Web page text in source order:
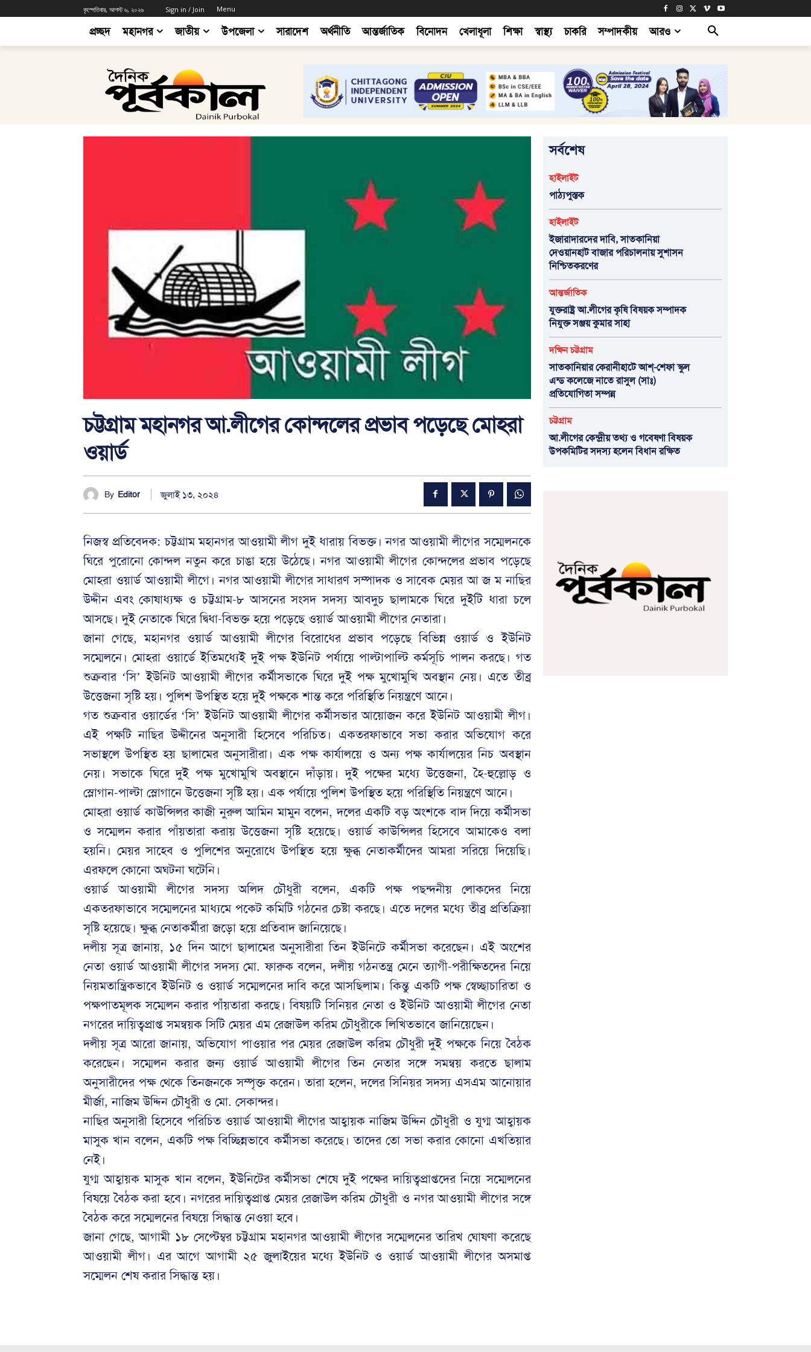
বৃহস্পতিবার, আগস্ট ৬, ২০২৬ Sign in / Join Menu
প্রচ্ছদ মহানগর জাতীয় উপজেলা সারাদেশ অর্থনীতি আন্তর্জাতিক বিনোদন খেলাধূলা শিক্ষা স্বাস্থ্য চাকরি সম্পাদকীয় আরও
চট্টগ্রাম মহানগর আ.লীগের কোন্দলের প্রভাব পড়েছে মোহরা
ওয়ার্ড
By Editor জুলাই ১৩, ২০২৪
নিজস্ব প্রতিবেদক: চট্টগ্রাম মহানগর আওয়ামী লীগ দুই ধারায় বিভক্ত। নগর আওয়ামী লীগের সম্মেলনকে
ঘিরে পুরোনো কোন্দল নতুন করে চাঙা হয়ে উঠেছে। নগর আওয়ামী লীগের কোন্দলের প্রভাব পড়েছে
মোহরা ওয়ার্ড আওয়ামী লীগে। নগর আওয়ামী লীগের সাধারণ সম্পাদক ও সাবেক মেয়র আ জ ম নাছির
উদ্দীন এবং কোষাধ্যক্ষ ও চট্টগ্রাম-৮ আসনের সংসদ সদস্য আবদুচ ছালামকে ঘিরে দুইটি ধারা চলে
আসছে। দুই নেতাকে ঘিরে দ্বিধা-বিভক্ত হয়ে পড়েছে ওয়ার্ড আওয়ামী লীগের নেতারা।
জানা গেছে, মহানগর ওয়ার্ড আওয়ামী লীগের বিরোধের প্রভাব পড়েছে বিভিন্ন ওয়ার্ড ও ইউনিট
সম্মেলনে। মোহরা ওয়ার্ডে ইতিমধ্যেই দুই পক্ষ ইউনিট পর্যায়ে পাল্টাপাল্টি কর্মসূচি পালন করছে। গত
শুক্রবার ‘সি’ ইউনিট আওয়ামী লীগের কর্মীসভাকে ঘিরে দুই পক্ষ মুখোমুখি অবস্থান নেয়। এতে তীব্র
উত্তেজনা সৃষ্টি হয়। পুলিশ উপস্থিত হয়ে দুই পক্ষকে শান্ত করে পরিস্থিতি নিয়ন্ত্রণে আনে।
গত শুক্রবার ওয়ার্ডের ‘সি’ ইউনিট আওয়ামী লীগের কর্মীসভার আয়োজন করে ইউনিট আওয়ামী লীগ।
এই পক্ষটি নাছির উদ্দীনের অনুসারী হিসেবে পরিচিত। একতরফাভাবে সভা করার অভিযোগ করে
সভাস্থলে উপস্থিত হয় ছালামের অনুসারীরা। এক পক্ষ কার্যালয়ে ও অন্য পক্ষ কার্যালয়ের নিচ অবস্থান
নেয়। সভাকে ঘিরে দুই পক্ষ মুখোমুখি অবস্থানে দাঁড়ায়। দুই পক্ষের মধ্যে উত্তেজনা, হৈ-হুল্লোড় ও
স্লোগান-পাল্টা স্লোগানে উত্তেজনা সৃষ্টি হয়। এক পর্যায়ে পুলিশ উপস্থিত হয়ে পরিস্থিতি নিয়ন্ত্রণে আনে।
মোহরা ওয়ার্ড কাউন্সিলর কাজী নুরুল আমিন মামুন বলেন, দলের একটি বড় অংশকে বাদ দিয়ে কর্মীসভা
ও সম্মেলন করার পাঁয়তারা করায় উত্তেজনা সৃষ্টি হয়েছে। ওয়ার্ড কাউন্সিলর হিসেবে আমাকেও বলা
হয়নি। মেয়র সাহেব ও পুলিশের অনুরোধে উপস্থিত হয়ে ক্ষুব্ধ নেতাকর্মীদের আমরা সরিয়ে দিয়েছি।
এরফলে কোনো অঘটনা ঘটেনি।
ওয়ার্ড আওয়ামী লীগের সদস্য অলিদ চৌধুরী বলেন, একটি পক্ষ পছন্দনীয় লোকদের নিয়ে
একতরফাভাবে সম্মেলনের মাধ্যমে পকেট কমিটি গঠনের চেষ্টা করছে। এতে দলের মধ্যে তীব্র প্রতিক্রিয়া
সৃষ্টি হয়েছে। ক্ষুব্ধ নেতাকর্মীরা জড়ো হয়ে প্রতিবাদ জানিয়েছে।
দলীয় সূত্র জানায়, ১৫ দিন আগে ছালামের অনুসারীরা তিন ইউনিটে কর্মীসভা করেছেন। এই অংশের
নেতা ওয়ার্ড আওয়ামী লীগের সদস্য মো. ফারুক বলেন, দলীয় গঠনতন্ত্র মেনে ত্যাগী-পরীক্ষিতদের নিয়ে
নিয়মতান্ত্রিকভাবে ইউনিট ও ওয়ার্ড সম্মেলনের দাবি করে আসছিলাম। কিন্তু একটি পক্ষ স্বেচ্ছাচারিতা ও
পক্ষপাতমূলক সম্মেলন করার পাঁয়তারা করছে। বিষয়টি সিনিয়র নেতা ও ইউনিট আওয়ামী লীগের নেতা
নগরের দায়িত্বপ্রাপ্ত সমন্বয়ক সিটি মেয়র এম রেজাউল করিম চৌধুরীকে লিখিতভাবে জানিয়েছেন।
দলীয় সূত্র আরো জানায়, অভিযোগ পাওয়ার পর মেয়র রেজাউল করিম চৌধুরী দুই পক্ষকে নিয়ে বৈঠক
করেছেন। সম্মেলন করার জন্য ওয়ার্ড আওয়ামী লীগের তিন নেতার সঙ্গে সমন্বয় করতে ছালাম
অনুসারীদের পক্ষ থেকে তিনজনকে সম্পৃক্ত করেন। তারা হলেন, দলের সিনিয়র সদস্য এসএম আনোয়ার
মীর্জা, নাজিম উদ্দিন চৌধুরী ও মো. সেকান্দর।
নাছির অনুসারী হিসেবে পরিচিত ওয়ার্ড আওয়ামী লীগের আহ্বায়ক নাজিম উদ্দিন চৌধুরী ও যুগ্ম আহ্বায়ক
মাসুক খান বলেন, একটি পক্ষ বিচ্ছিন্নভাবে কর্মীসভা করেছে। তাদের তো সভা করার কোনো এখতিয়ার
নেই।
যুগ্ম আহ্বায়ক মাসুক খান বলেন, ইউনিটের কর্মীসভা শেষে দুই পক্ষের দায়িত্বপ্রাপ্তদের নিয়ে সম্মেলনের
বিষয়ে বৈঠক করা হবে। নগরের দায়িত্বপ্রাপ্ত মেয়র রেজাউল করিম চৌধুরী ও নগর আওয়ামী লীগের সঙ্গে
বৈঠক করে সম্মেলনের বিষয়ে সিদ্ধান্ত নেওয়া হবে।
জানা গেছে, আগামী ১৮ সেপ্টেম্বর চট্টগ্রাম মহানগর আওয়ামী লীগের সম্মেলনের তারিখ ঘোষণা করেছে
আওয়ামী লীগ। এর আগে আগামী ২৫ জুলাইয়ের মধ্যে ইউনিট ও ওয়ার্ড আওয়ামী লীগের অসমাপ্ত
সম্মেলন শেষ করার সিদ্ধান্ত হয়।
সর্বশেষ
হাইলাইট
পাঠ্যপুস্তক
হাইলাইট
ইজারাদারদের দাবি, সাতকানিয়া
দেওয়ানহাট বাজার পরিচালনায় সুশাসন
নিশ্চিতকরণের
আন্তর্জাতিক
যুক্তরাষ্ট্র আ.লীগের কৃষি বিষয়ক সম্পাদক
নিযুক্ত সঞ্জয় কুমার সাহা
দক্ষিন চট্টগ্রাম
সাতকানিয়ার কেরানীহাটে আশ্-শেফা স্কুল
এন্ড কলেজে নাতে রাসুল (সাঃ)
প্রতিযোগিতা সম্পন্ন
চট্টগ্রাম
আ.লীগের কেন্দ্রীয় তথ্য ও গবেষণা বিষয়ক
উপকমিটির সদস্য হলেন বিধান রক্ষিত